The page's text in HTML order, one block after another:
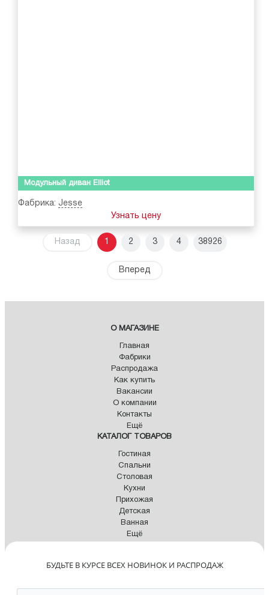
Модульный диван Elliot
Фабрика: Jesse
Узнать цену
Назад 1 2 3 4 38926
Вперед
О МАГАЗИНЕ
Главная
Фабрики
Распродажа
Как купить
Вакансии
О компании
Контакты
Ещё
КАТАЛОГ ТОВАРОВ
Гостиная
Спальни
Столовая
Кухни
Прихожая
Детская
Ванная
Ещё
БУДЬТЕ В КУРСЕ ВСЕХ НОВИНОК И РАСПРОДАЖ